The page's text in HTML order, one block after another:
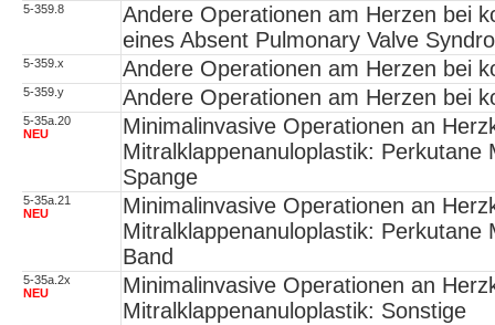
5-359.8
Andere Operationen am Herzen bei
eines Absent Pulmonary Valve
5-359.x Andere Operationen am Herzen bei
5-359.y Andere Operationen am Herzen bei
5-35a.20
NEU
Minimalinvasive Operationen an
Mitralklappenanuloplastik: Perkutane
Spange
5-35a.21
NEU
Minimalinvasive Operationen an
Mitralklappenanuloplastik: Perkutane
Band
5-35a.2x
NEU
Minimalinvasive Operationen an
Mitralklappenanuloplastik: Sonstige